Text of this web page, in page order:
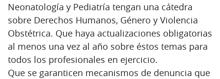
Neonatología y Pediatría tengan una cátedra
sobre Derechos Humanos, Género y Violencia
Obstétrica. Que haya actualizaciones obligatorias
al menos una vez al año sobre éstos temas para
todos los profesionales en ejercicio.
Que se garanticen mecanismos de denuncia que